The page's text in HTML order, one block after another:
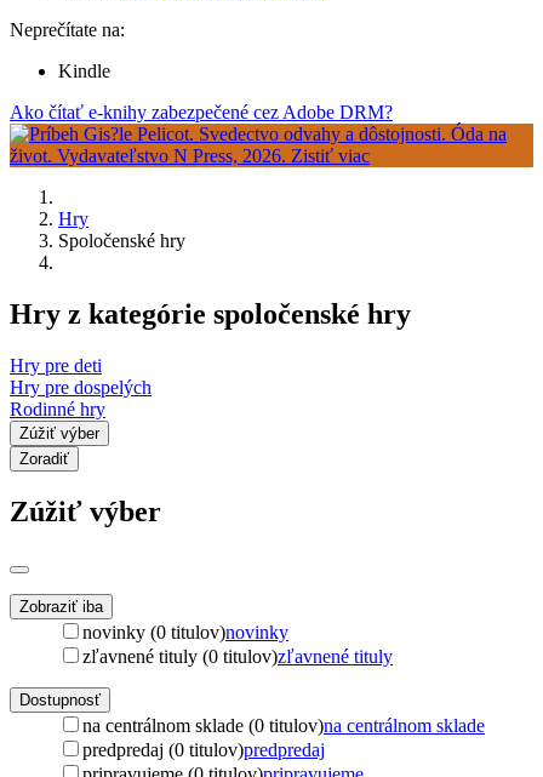
Neprečítate na:
Kindle
Ako čítať e-knihy zabezpečené cez Adobe DRM?
Hry
Spoločenské hry
Hry z kategórie spoločenské hry
Hry pre deti
Hry pre dospelých
Rodinné hry
Zúžiť výber
Zoradiť
Zúžiť výber
Zobraziť iba
novinky (0 titulov)novinky
zľavnené tituly (0 titulov)zľavnené tituly
Dostupnosť
na centrálnom sklade (0 titulov)na centrálnom sklade
predpredaj (0 titulov)predpredaj